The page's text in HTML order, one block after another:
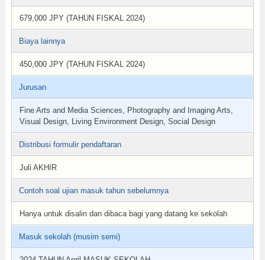
679,000 JPY (TAHUN FISKAL 2024)
Biaya lainnya
450,000 JPY (TAHUN FISKAL 2024)
Jurusan
Fine Arts and Media Sciences, Photography and Imaging Arts,
Visual Design, Living Environment Design, Social Design
Distribusi formulir pendaftaran
Juli AKHIR
Contoh soal ujian masuk tahun sebelumnya
Hanya untuk disalin dan dibaca bagi yang datang ke sekolah
Masuk sekolah (musim semi)